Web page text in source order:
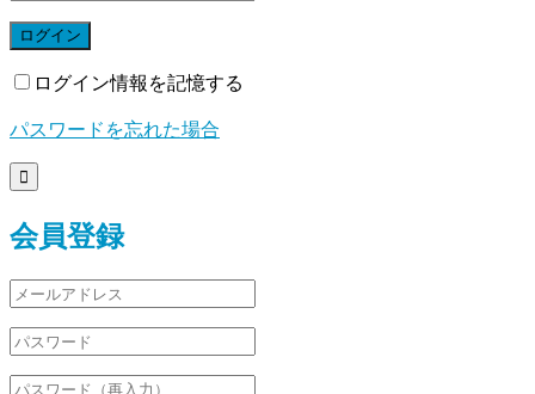
ログイン
ログイン情報を記憶する
パスワードを忘れた場合

会員登録